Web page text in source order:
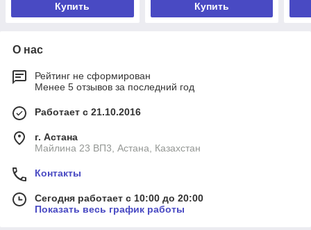
Купить Купить
О нас
Рейтинг не сформирован
Менее 5 отзывов за последний год
Работает с 21.10.2016
г. Астана
Майлина 23 ВП3, Астана, Казахстан
Контакты
Сегодня работает с 10:00 до 20:00
Показать весь график работы